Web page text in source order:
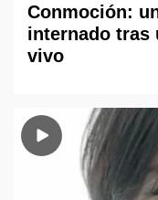
Conmoción:
internado tras
vivo